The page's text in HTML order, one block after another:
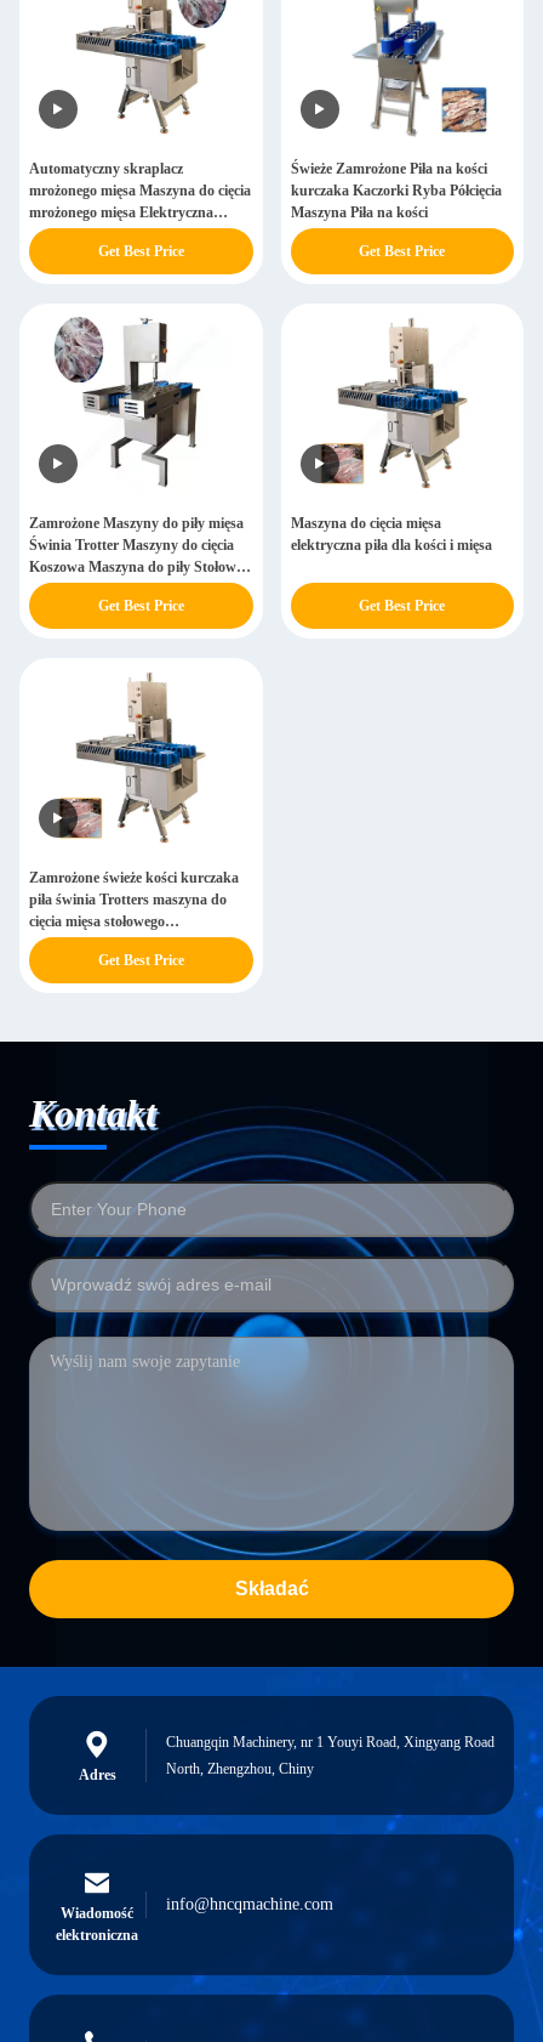
Automatyczny skraplacz
mrożonego mięsa Maszyna do cięcia
mrożonego mięsa Elektryczna
skraplacz mrożonego mięsa
Maszyna do cięcia mrożonego mięsa
Get Best Price
Świeże Zamrożone Piła na kości
kurczaka Kaczorki Ryba Półcięcia
Maszyna Piła na kości
Get Best Price
Zamrożone Maszyny do piły mięsa
Świnia Trotter Maszyny do cięcia
Koszowa Maszyna do piły Stołowa
Maszyna do piły Koszowa
Zamrożony Maszyna do cięcia
mięsa
Get Best Price
Maszyna do cięcia mięsa
elektryczna piła dla kości i mięsa
Get Best Price
Zamrożone świeże kości kurczaka
piła świnia Trotters maszyna do
cięcia mięsa stołowego
wielofunkcyjna maszyna do cięcia
kawałków
Get Best Price
Kontakt
Składać
Adres
Chuangqin Machinery, nr 1 Youyi Road, Xingyang Road
North, Zhengzhou, Chiny
Wiadomość
elektroniczna
info@hncqmachine.com